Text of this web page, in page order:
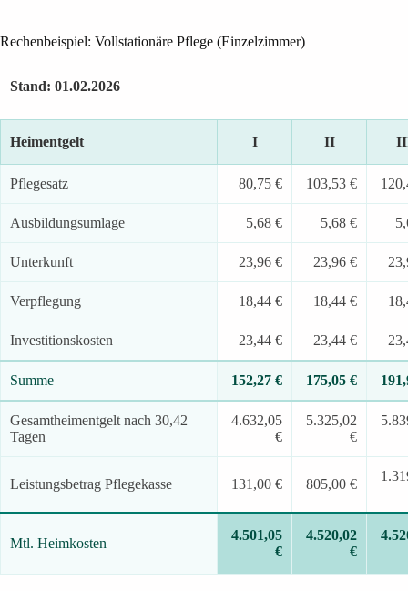
Rechenbeispiel: Vollstationäre Pflege (Einzelzimmer)
Stand: 01.02.2026
Heimentgelt I II
Pflegesatz 80,75 € 103,53 €
Ausbildungsumlage 5,68 € 5,68 €
Unterkunft 23,96 € 23,96 €
Verpflegung 18,44 € 18,44 €
Investitionskosten 23,44 € 23,44 €
Summe 152,27 € 175,05 €
Gesamtheimentgelt nach 30,42
Tagen
4.632,05
€
5.325,02
€
Leistungsbetrag Pflegekasse 131,00 € 805,00 €
Mtl. Heimkosten
4.501,05
€
4.520,02
€